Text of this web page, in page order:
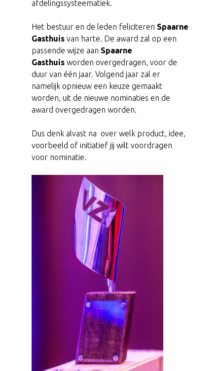
afdelingssysteematiek.
Het bestuur en de leden feliciteren Spaarne
Gasthuis van harte. De award zal op een
passende wijze aan Spaarne
Gasthuis worden overgedragen, voor de
duur van één jaar. Volgend jaar zal er
namelijk opnieuw een keuze gemaakt
worden, uit de nieuwe nominaties en de
award overgedragen worden.
Dus denk alvast na over welk product, idee,
voorbeeld of initiatief jij wilt voordragen
voor nominatie.